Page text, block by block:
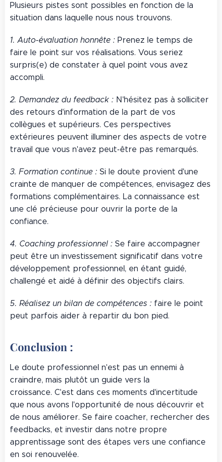
Plusieurs pistes sont possibles en fonction de la
situation dans laquelle nous nous trouvons.
1. Auto-évaluation honnête : Prenez le temps de
faire le point sur vos réalisations. Vous seriez
surpris(e) de constater à quel point vous avez
accompli.
2. Demandez du feedback : N'hésitez pas à solliciter
des retours d'information de la part de vos
collègues et supérieurs. Ces perspectives
extérieures peuvent illuminer des aspects de votre
travail que vous n'avez peut-être pas remarqués.
3. Formation continue : Si le doute provient d'une
crainte de manquer de compétences, envisagez des
formations complémentaires. La connaissance est
une clé précieuse pour ouvrir la porte de la
confiance.
4. Coaching professionnel : Se faire accompagner
peut être un investissement significatif dans votre
développement professionnel, en étant guidé,
challengé et aidé à définir des objectifs clairs.
5. Réalisez un bilan de compétences : faire le point
peut parfois aider à repartir du bon pied.
Conclusion :
Le doute professionnel n'est pas un ennemi à
craindre, mais plutôt un guide vers la
croissance. C'est dans ces moments d'incertitude
que nous avons l'opportunité de nous découvrir et
de nous améliorer. Se faire coacher, rechercher des
feedbacks, et investir dans notre propre
apprentissage sont des étapes vers une confiance
en soi renouvelée.